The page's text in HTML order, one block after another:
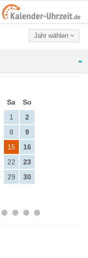
Jahr wählen
-
Sa
So
1
2
8
9
15
16
22
23
29
30